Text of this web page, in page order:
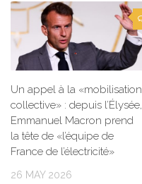
Un appel à la «mobilisation
collective» : depuis l’Élysée,
Emmanuel Macron prend
la tête de «l’équipe de
France de l’électricité»
26 MAY 2026